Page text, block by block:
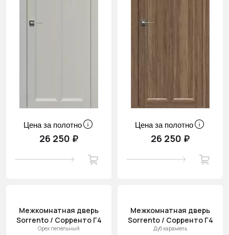
Цена за полотно
26 250 ₽
Цена за полотно
26 250 ₽
Межкомнатная дверь
Sorrento / Сорренто Г4
Орех пепельный
Межкомнатная дверь
Sorrento / Сорренто Г4
Дуб карамель